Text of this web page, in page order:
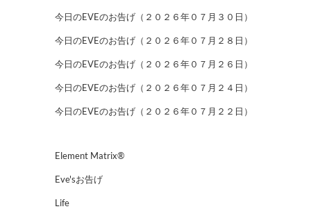
今日のEVEのお告げ（２０２６年０７月３０日）
今日のEVEのお告げ（２０２６年０７月２８日）
今日のEVEのお告げ（２０２６年０７月２６日）
今日のEVEのお告げ（２０２６年０７月２４日）
今日のEVEのお告げ（２０２６年０７月２２日）
Element Matrix®
Eve'sお告げ
Life